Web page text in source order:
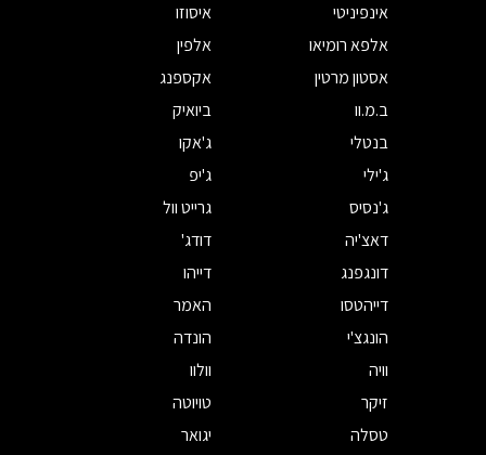
אינפיניטי
איסוזו
אלפא רומיאו
אלפין
אסטון מרטין
אקספנג
ב.מ.וו
ביואיק
בנטלי
ג'אקו
ג'ילי
ג'יפ
ג'נסיס
גרייט וול
דאצ'יה
דודג'
דונגפנג
דייהו
דייהטסו
האמר
הונגצ'י
הונדה
וויה
וולוו
זיקר
טויוטה
טסלה
יגואר